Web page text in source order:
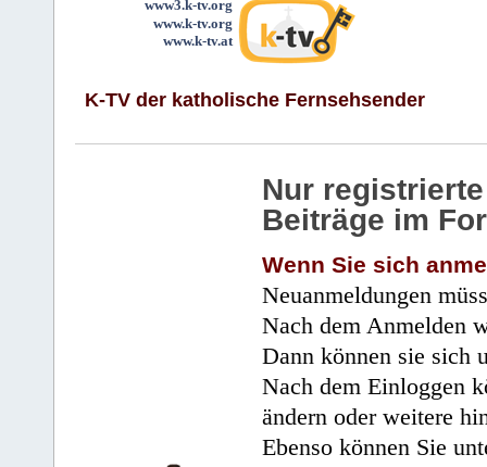
www3.k-tv.org
www.k-tv.org
www.k-tv.at
K-TV der katholische Fernsehsender
Nur
Beiträge im
Wenn Sie sich
Neuanmeldungen
Nach dem Anmelden
Dann können sie sich
Nach dem Einloggen
ändern oder weitere
Ebenso können Sie